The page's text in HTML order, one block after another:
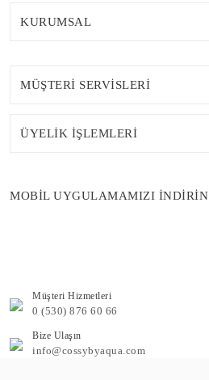
KURUMSAL
MÜŞTERİ SERVİSLERİ
ÜYELİK İŞLEMLERİ
MOBİL UYGULAMAMIZI İNDİRİN
Müşteri Hizmetleri
0 (530) 876 60 66
Bize Ulaşın
info@cossybyaqua.com